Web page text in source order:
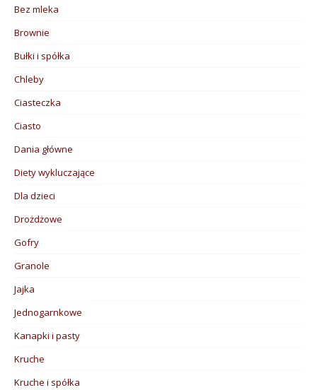
Bez mleka
Brownie
Bułki i spółka
Chleby
Ciasteczka
Ciasto
Dania główne
Diety wykluczające
Dla dzieci
Drożdżowe
Gofry
Granole
Jajka
Jednogarnkowe
Kanapki i pasty
Kruche
Kruche i spółka